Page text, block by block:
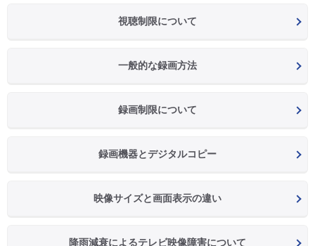
視聴制限について
一般的な録画方法
録画制限について
録画機器とデジタルコピー
映像サイズと画面表示の違い
降雨減衰によるテレビ映像障害について